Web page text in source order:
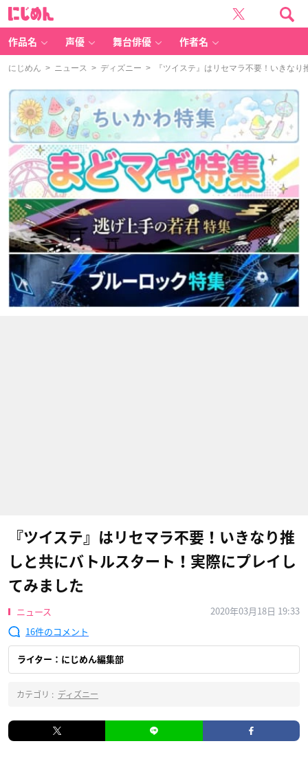
作品名 声優 舞台俳優 作者名
にじめん > ニュース > ディズニー > 『ツイステ』はリセマラ不要！いきなり
『ツイステ』はリセマラ不要！いきなり推
しと共にバトルスタート！実際にプレイし
てみました
ニュース
2020年03月18日 19:33
16
ライター：にじめん編集部
カテゴリ : ディズニー